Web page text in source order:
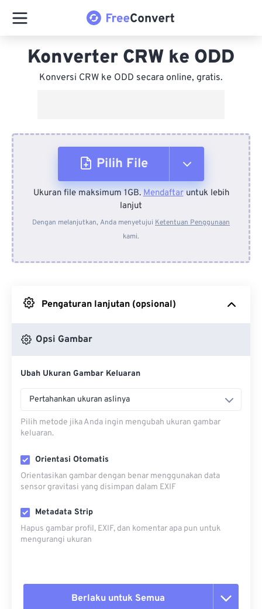
Konverter CRW ke ODD
Konversi CRW ke ODD secara online, gratis.
Pilih File
Dari Perangkat
Dari Dropbox
Ukuran file maksimum 1GB.Mendaftaruntuk lebih
lanjut
Dengan melanjutkan, Anda menyetujui Ketentuan Penggunaan
kami.
Pengaturan lanjutan (opsional)
Opsi Gambar
Ubah Ukuran Gambar Keluaran
Pertahankan ukuran aslinya
Pilih metode jika Anda ingin mengubah ukuran gambar
keluaran.
Orientasi Otomatis
Orientasikan gambar dengan benar menggunakan data
sensor gravitasi yang disimpan dalam EXIF
Metadata Strip
Hapus gambar profil, EXIF, dan komentar apa pun untuk
mengurangi ukuran
Berlaku untuk Semua